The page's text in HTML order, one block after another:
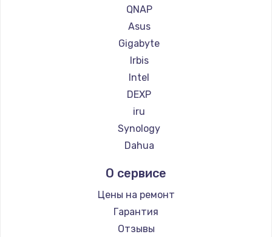
Замена петель
1250 руб.
Заказать
1260 руб.
Заказать
2990 руб.
Заказать
Ремонт разъема питания
QNAP
Asus
Gigabyte
Irbis
Intel
DEXP
iru
Synology
Dahua
О сервисе
Цены на ремонт
Гарантия
Отзывы